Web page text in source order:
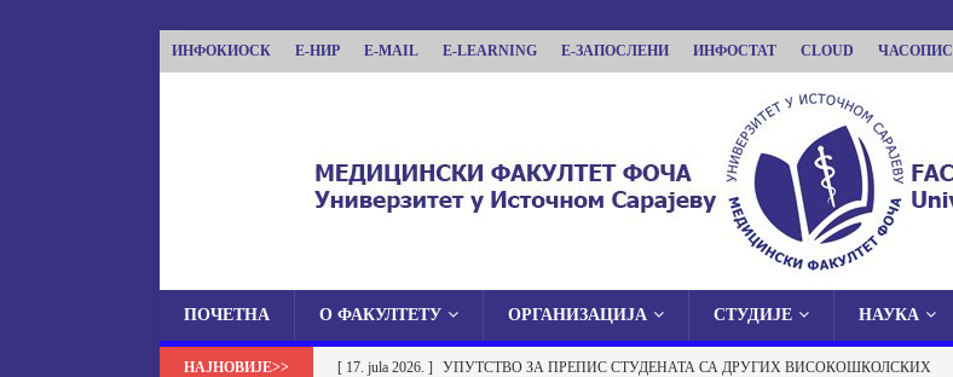
ИНФОКИОСК Е-НИР E-MAIL E-LEARNING Е-ЗАПОСЛЕНИ ИНФОСТАТ CLOUD ЧАСОПИС
МЕДИЦИНСКИ ФАКУЛТЕТ ФОЧА
ПОЧЕТНА О ФАКУЛТЕТУ ОРГАНИЗАЦИЈА СТУДИЈЕ НАУКА
[ 17. jula 2026. ] УПУТСТВО ЗА ПРЕПИС СТУДЕНАТА СА ДРУГИХ ВИСОКОШКОЛСКИХ